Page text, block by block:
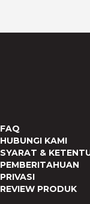
FAQ
HUBUNGI KAMI
SYARAT &
PEMBERITAHUAN
PRIVASI
REVIEW PRODUK